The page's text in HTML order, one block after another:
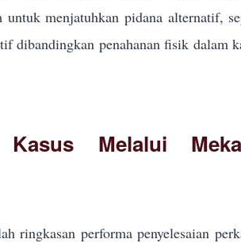
menjatuhkan pidana alternatif,
dibandingkan penahanan fisik dalam
Melalui
ringkasan performa penyelesaian